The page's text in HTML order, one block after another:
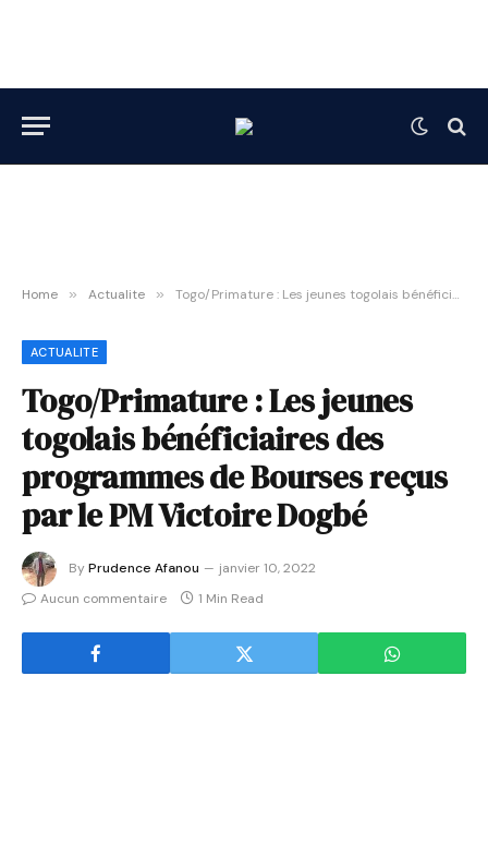
Home » Actualite » Togo/Primature : Les jeunes togolais bénéficiaires des programmes de Bourses reçus par le PM Victoire Dogbé
ACTUALITE
Togo/Primature : Les jeunes
togolais bénéficiaires des
programmes de Bourses reçus
par le PM Victoire Dogbé
ByPrudence Afanou
janvier 10, 2022
Aucun commentaire
1 Min Read